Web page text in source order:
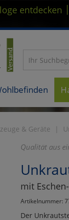
entdecken |
& Geräte
Qualität aus
mit
Artikelnummer:
Der